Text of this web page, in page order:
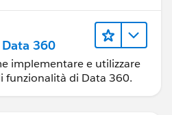
360
implementare e utilizzare
funzionalità di Data 360.